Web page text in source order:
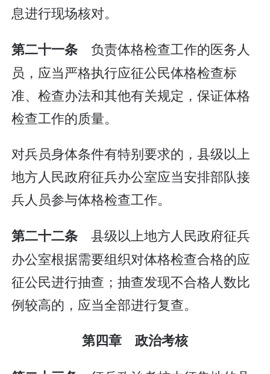
息进行现场核对。
第二十一条 负责体格检查工作的医务人
员，应当严格执行应征公民体格检查标
准、检查办法和其他有关规定，保证体格
检查工作的质量。
对兵员身体条件有特别要求的，县级以上
地方人民政府征兵办公室应当安排部队接
兵人员参与体格检查工作。
第二十二条 县级以上地方人民政府征兵
办公室根据需要组织对体格检查合格的应
征公民进行抽查；抽查发现不合格人数比
例较高的，应当全部进行复查。
第四章 政治考核